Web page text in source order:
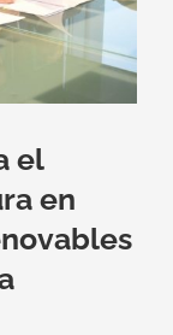
el
en